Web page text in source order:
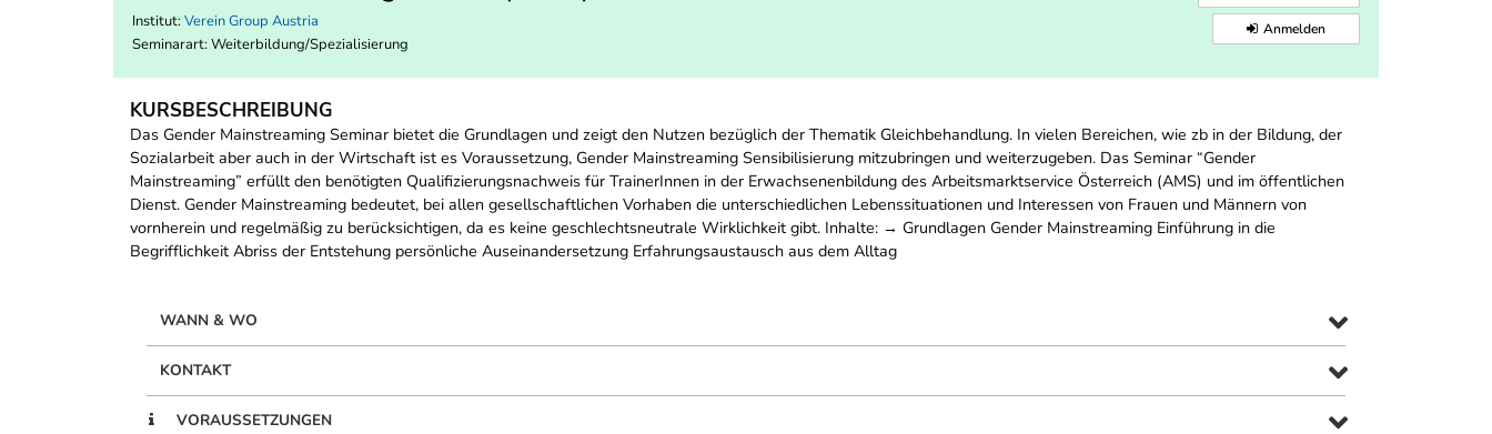
Institut: Verein Group Austria
Seminarart: Weiterbildung/Spezialisierung
Anmelden
KURSBESCHREIBUNG
Das Gender Mainstreaming Seminar bietet die Grundlagen und zeigt den Nutzen bezüglich der Thematik Gleichbehandlung. In vielen Bereichen, wie zb in der Bildung, der
Sozialarbeit aber auch in der Wirtschaft ist es Voraussetzung, Gender Mainstreaming Sensibilisierung mitzubringen und weiterzugeben. Das Seminar “Gender
Mainstreaming” erfüllt den benötigten Qualifizierungsnachweis für TrainerInnen in der Erwachsenenbildung des Arbeitsmarktservice Österreich (AMS) und im öffentlichen
Dienst. Gender Mainstreaming bedeutet, bei allen gesellschaftlichen Vorhaben die unterschiedlichen Lebenssituationen und Interessen von Frauen und Männern von
vornherein und regelmäßig zu berücksichtigen, da es keine geschlechtsneutrale Wirklichkeit gibt. Inhalte: → Grundlagen Gender Mainstreaming Einführung in die
Begrifflichkeit Abriss der Entstehung persönliche Auseinandersetzung Erfahrungsaustausch aus dem Alltag
WANN & WO
KONTAKT
VORAUSSETZUNGEN